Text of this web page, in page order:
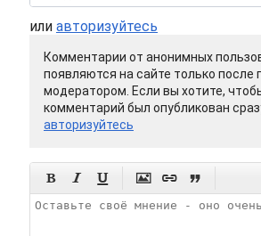
или авторизуйтесь
Комментарии от анонимных
появляются на сайте только после
модератором. Если вы хотите,
комментарий был опубликован
авторизуйтесь
     